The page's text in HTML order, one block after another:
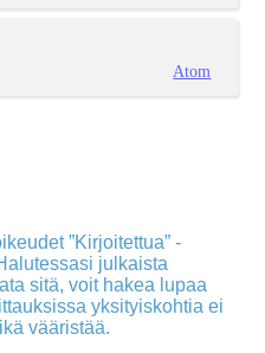
Atom
”Kirjoitettua” -
julkaista
sitä, voit hakea lupaa
yksityiskohtia ei
vääristää.